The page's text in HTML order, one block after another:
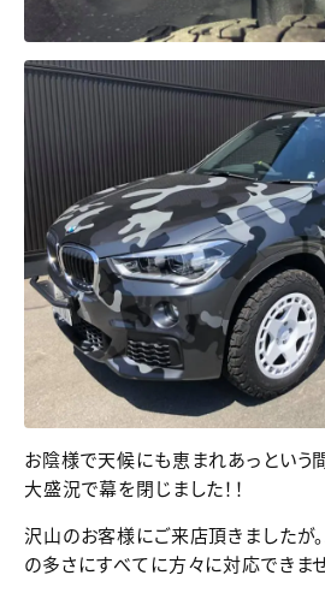
お陰様で天候にも恵まれあっという間
大盛況で幕を閉じました！！
沢山のお客様にご来店頂きましたが。
の多さにすべてに方々に対応できま